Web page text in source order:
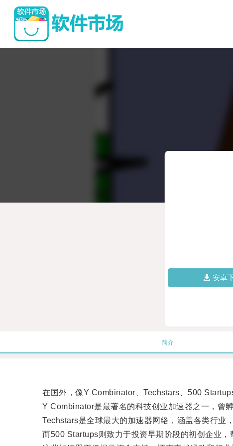
安卓
简介
在国外，像Y Combinator、Techstars、500 Startups
Y Combinator是最著名的科技创业加速器之一，曾孵
Techstars是全球最大的加速器网络，涵盖各类行业，
而500 Startups则致力于投资早期阶段的初创企业，